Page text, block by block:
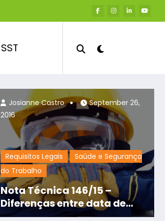
SST
Josianne Castro February 9,
Requisitos Legais
Saúde e Segurança
do Trabalho
Nota Técnica 146/15 –
Diferenças entre data de
validade do produto (EPI) e
Josianne Castro
September 26,
2016